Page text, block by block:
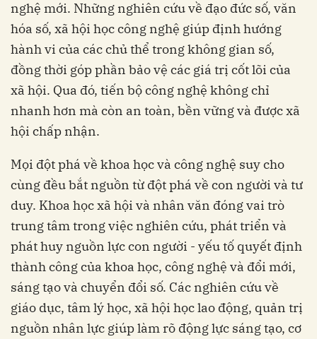
nghệ mới. Những nghiên cứu về đạo đức số, văn
hóa số, xã hội học công nghệ giúp định hướng
hành vi của các chủ thể trong không gian số,
đồng thời góp phần bảo vệ các giá trị cốt lõi của
xã hội. Qua đó, tiến bộ công nghệ không chỉ
nhanh hơn mà còn an toàn, bền vững và được xã
hội chấp nhận.
Mọi đột phá về khoa học và công nghệ suy cho
cùng đều bắt nguồn từ đột phá về con người và tư
duy. Khoa học xã hội và nhân văn đóng vai trò
trung tâm trong việc nghiên cứu, phát triển và
phát huy nguồn lực con người - yếu tố quyết định
thành công của khoa học, công nghệ và đổi mới,
sáng tạo và chuyển đổi số. Các nghiên cứu về
giáo dục, tâm lý học, xã hội học lao động, quản trị
nguồn nhân lực giúp làm rõ động lực sáng tạo, cơ